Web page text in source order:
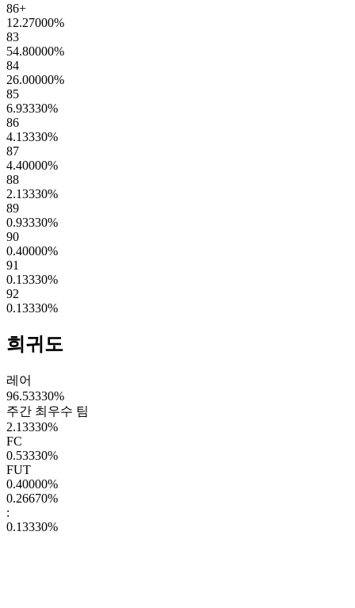
86+
12.27000%
83
54.80000%
84
26.00000%
85
6.93330%
86
4.13330%
87
4.40000%
88
2.13330%
89
0.93330%
90
0.40000%
91
0.13330%
92
0.13330%
희귀도
레어
96.53330%
주간 최우수 팀
2.13330%
FC
0.53330%
FUT
0.40000%
0.26670%
:
0.13330%